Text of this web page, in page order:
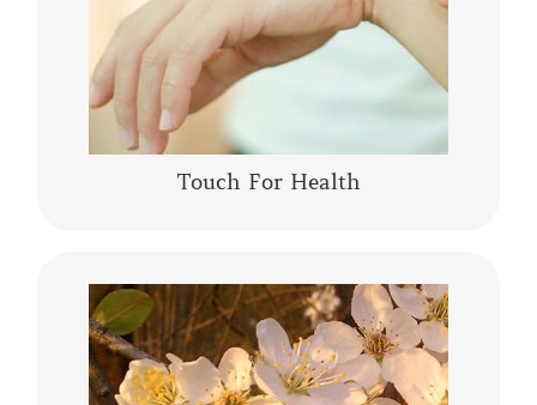
Touch For Health
CONTINUA A LEGGERE
I fiori di Bach sono una “terapia vibrazionale-
energetica” messa a punto da Edward Bach. I
fiori di Bach sono delle “lanterne” che aiutano
a comprendere se stessi,…….